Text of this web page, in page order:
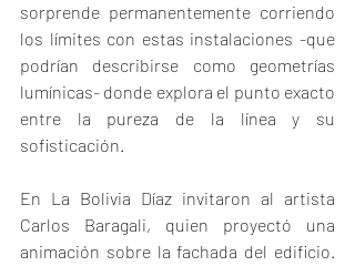
sorprende permanentemente corriendo
los límites con estas instalaciones -que
podrían describirse como geometrías
lumínicas- donde explora el punto exacto
entre la pureza de la línea y su
sofisticación.
En La Bolivia Díaz invitaron al artista
Carlos Baragali, quien proyectó una
animación sobre la fachada del edificio.